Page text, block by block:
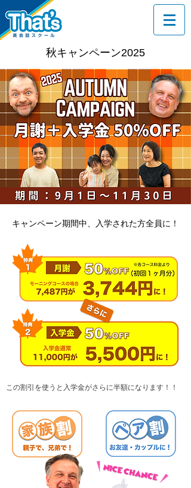
秋キャンペーン2025
キャンペーン期間中、入学された方全員に！
この割引を使うと入学金がさらに半額になります！！